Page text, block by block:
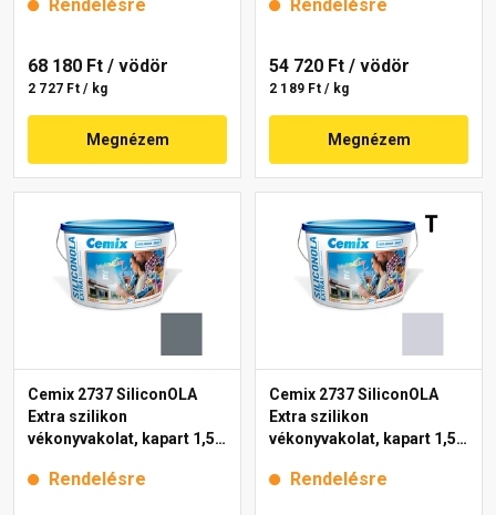
Rendelésre
68 180 Ft / vödör
2 727 Ft / kg
Megnézem
Rendelésre
54 720 Ft / vödör
2 189 Ft / kg
Megnézem
Cemix 2737 SiliconOLA
Extra szilikon
vékonyvakolat, kapart 1,5
Rendelésre
Cemix 2737 SiliconOLA
Extra szilikon
vékonyvakolat, kapart 1,5
Rendelésre